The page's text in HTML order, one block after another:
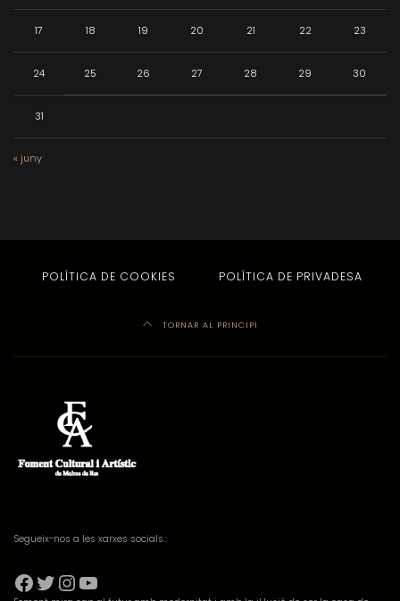
17 18 19 20 21 22 23
24 25 26 27 28 29 30
31
« juny
POLÍTICA DE COOKIES POLÍTICA DE PRIVADESA
TORNAR AL PRINCIPI
Segueix-nos a les xarxes socials.:
Facebook
Twitter
Instagram
YouTube